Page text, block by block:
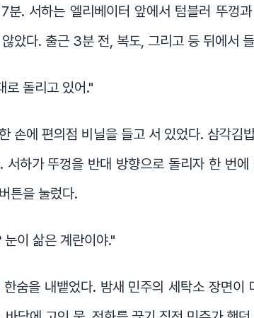
분. 서하는 엘리베이터 앞에서 텀블러 뚜껑
았다. 출근 3분 전, 복도, 그리고 등 뒤에서
로 돌리고 있어."
손에 편의점 비닐을 들고 서 있었다. 삼각김
서하가 뚜껑을 반대 방향으로 돌리자 한 번
튼을 눌렀다.
이 삶은 계란이야."
숨을 내뱉었다. 밤새 민주의 세탁소 장면이